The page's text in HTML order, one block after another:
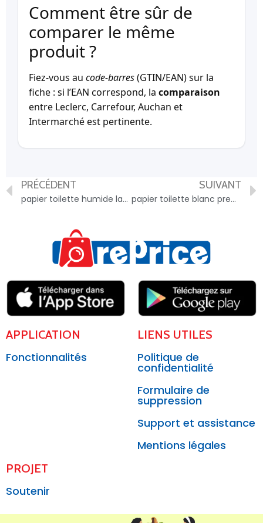
Comment être sûr de
comparer le même
produit ?
Fiez-vous au code-barres(GTIN/EAN) sur la
fiche : si l’EAN correspond, la comparaison
entre Leclerc, Carrefour, Auchan et
Intermarché est pertinente.
PRÉCÉDENT
papier toilette humide labell x50 – 3250392936839
SUIVANT
papier toilette blanc premium labellx6 – 3250392815189
APPLICATION
Fonctionnalités
LIENS UTILES
Politique de
confidentialité
Formulaire de
suppression
Support et assistance
Mentions légales
PROJET
Soutenir